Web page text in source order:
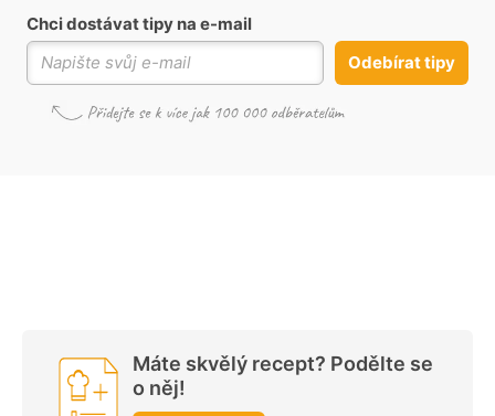
Chci dostávat tipy na e-mail
Odebírat tipy
Máte skvělý recept? Podělte se
o něj!